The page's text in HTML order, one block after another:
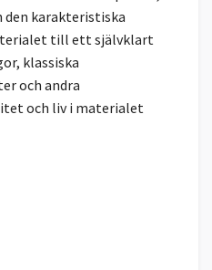
den karakteristiska
till ett självklart
klassiska
och andra
och liv i materialet